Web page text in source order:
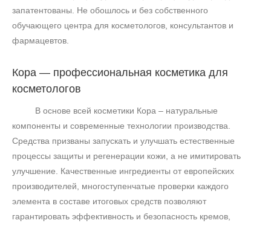
запатентованы. Не обошлось и без собственного
обучающего центра для косметологов, консультантов и
фармацевтов.
Кора — профессиональная косметика для
косметологов
В основе всей косметики Кора – натуральные
компоненты и современные технологии производства.
Средства призваны запускать и улучшать естественные
процессы защиты и регенерации кожи, а не имитировать
улучшение. Качественные ингредиенты от европейских
производителей, многоступенчатые проверки каждого
элемента в составе итоговых средств позволяют
гарантировать эффективность и безопасность кремов,